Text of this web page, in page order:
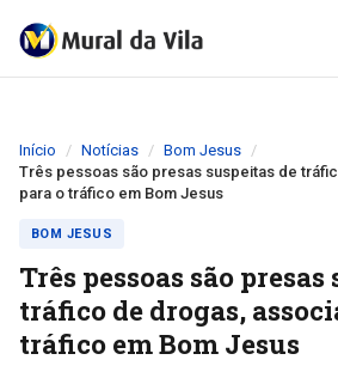
Início Notícias
Bom Jesus
Três pessoas são presas suspeitas de
para o tráfico em Bom Jesus
BOM JESUS
Três pessoas são
tráfico de drogas,
tráfico em Bom Jesus